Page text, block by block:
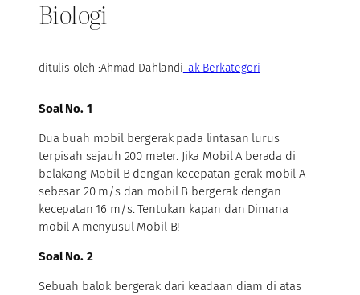
Biologi
ditulis oleh :Ahmad DahlandiTak Berkategori
Soal No. 1
Dua buah mobil bergerak pada lintasan lurus
terpisah sejauh 200 meter. Jika Mobil A berada di
belakang Mobil B dengan kecepatan gerak mobil A
sebesar 20 m/s dan mobil B bergerak dengan
kecepatan 16 m/s. Tentukan kapan dan Dimana
mobil A menyusul Mobil B!
Soal No. 2
Sebuah balok bergerak dari keadaan diam di atas